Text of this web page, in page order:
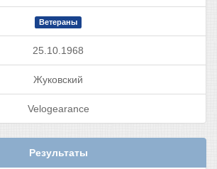
Ветераны
25.10.1968
Жуковский
Velogearance
Результаты